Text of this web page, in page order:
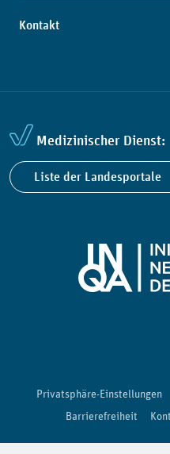
Kontakt
Medizinischer Dienst:
Liste der Landesportale
Privatsphäre-Einstellungen
Barrierefreiheit